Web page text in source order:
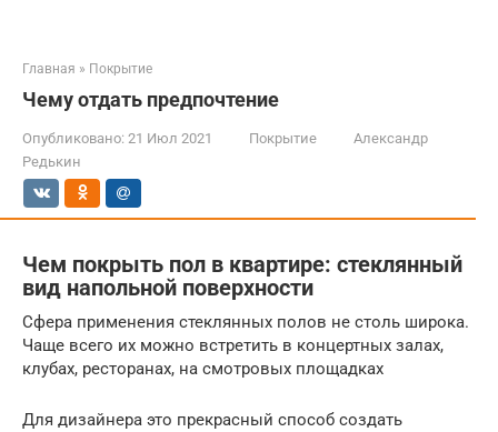
Главная » Покрытие
Чему отдать предпочтение
Опубликовано: 21 Июл 2021 Покрытие
Александр
Редькин
Чем покрыть пол в квартире: стеклянный
вид напольной поверхности
Сфера применения стеклянных полов не столь широка.
Чаще всего их можно встретить в концертных залах,
клубах, ресторанах, на смотровых площадках
Для дизайнера это прекрасный способ создать